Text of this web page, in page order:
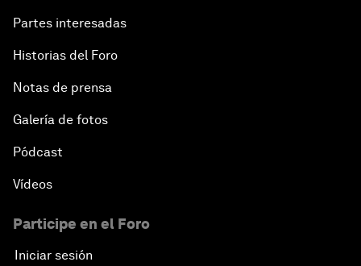
Partes interesadas
Historias del Foro
Notas de prensa
Galería de fotos
Pódcast
Vídeos
Participe en el Foro
Iniciar sesión